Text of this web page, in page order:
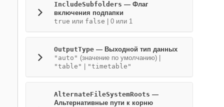
IncludeSubfolders — Флаг
включения подпапки
true или false 0 или 1
OutputType — Выходной тип данных
"auto" (значение по умолчанию) |
"table"
"timetable"
AlternateFileSystemRoots —
Альтернативные пути к корню